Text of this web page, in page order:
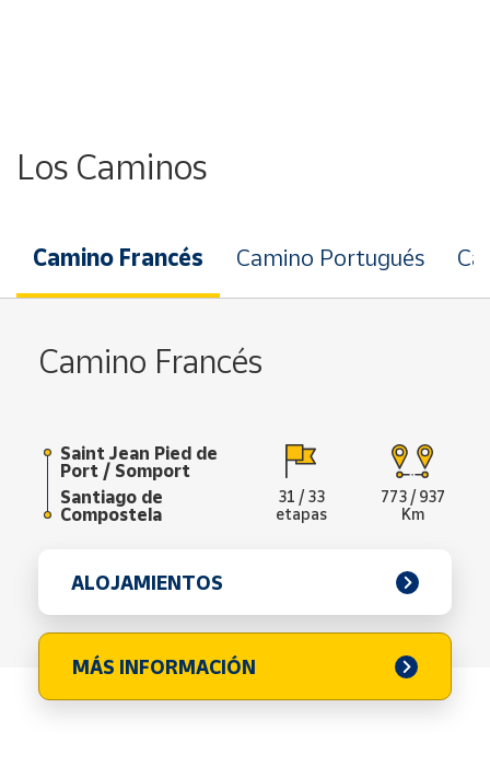
Los Caminos
Camino Francés Camino Portugués
Camino Francés
Saint Jean Pied de
Port / Somport
Santiago de
Compostela
31 / 33
etapas
773 / 937
Km
ALOJAMIENTOS
MÁS INFORMACIÓN